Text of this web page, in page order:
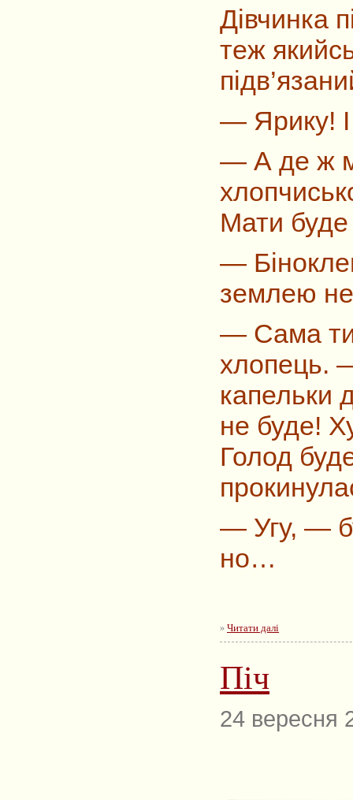
Дівчинка
теж
— Ярику!
— А де ж
Мати
—
землею
— Сама
хлопець.
капельки
не буде!
Голод
— Угу, —
но…
» Читати далі
Піч
24 вересня